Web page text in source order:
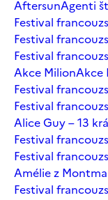
AftersunAgenti
Festival
Festival
Festival
Akce MilionAkce
Festival
Festival
Alice Guy – 13
Festival
Festival
Amélie z
Festival